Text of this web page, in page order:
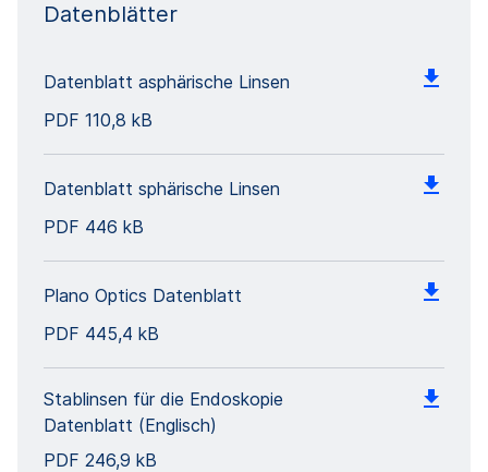
Datenblätter
Datenblatt asphärische Linsen
PDF 110,8 kB
Datenblatt sphärische Linsen
PDF 446 kB
Plano Optics Datenblatt
PDF 445,4 kB
Stablinsen für die Endoskopie
Datenblatt (Englisch)
PDF 246,9 kB